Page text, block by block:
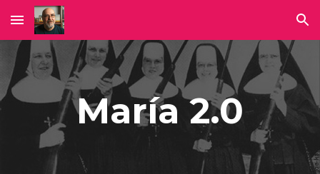
Skip to main content Skip to navigation
María 2.0